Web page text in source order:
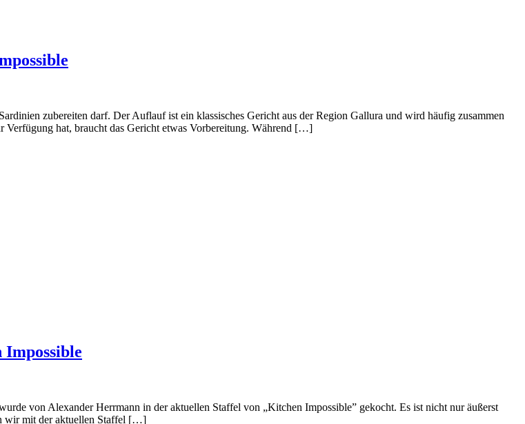
zubereiten darf. Der Auflauf ist ein klassisches Gericht aus der Region Gallura und wird häufig zusammen
Verfügung hat, braucht das Gericht etwas Vorbereitung. Während […]
Impossible
von Alexander Herrmann in der aktuellen Staffel von „Kitchen Impossible” gekocht. Es ist nicht nur äußerst
wir mit der aktuellen Staffel […]